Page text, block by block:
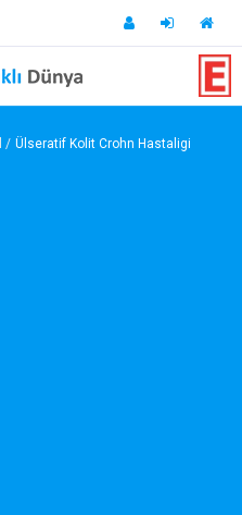
Ülseratif Kolit Crohn Hastaligi